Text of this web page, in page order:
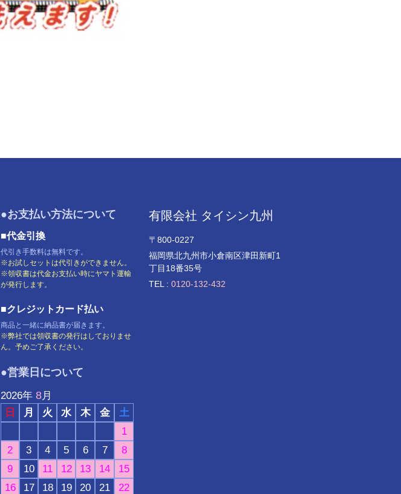
●お支払い方法について
■代金引換
代引き手数料は無料です。
※お試しセットは代引きができません。
※領収書は代金お支払い時にヤマト運輸
が発行します。
■クレジットカード払い
商品と一緒に納品書が届きます。
※弊社では領収書の発行はしておりませ
ん。予めご了承ください。
●営業日について
2026年 8月
日
月 火 水 木 金
土
1
2
3 4 5 6 7
8
9
10 11 12 13 14
15
16
17 18 19 20 21
22
有限会社 タイシン九州
〒800-0227
福岡県北九州市小倉南区津田新町1
丁目18番35号
TEL : 0120-132-432